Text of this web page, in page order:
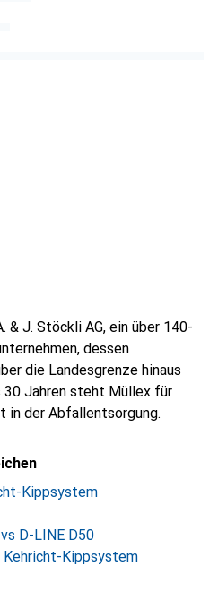
& J. Stöckli AG, ein über 140-
dessen
die Landesgrenze hinaus
30 Jahren steht Müllex für
in der Abfallentsorgung.
Kippsystem
D-LINE D50
Kippsystem